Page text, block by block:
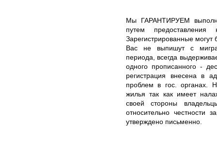
Мы ГАРАНТИРУЕМ
путем
Зарегистрированные
Вас не выпишут с
периода, всегда
одного прописанного -
регистрация внесена в
проблем в гос. органах.
жилья так как имеет
своей стороны
относительно честности
утверждено письменно.